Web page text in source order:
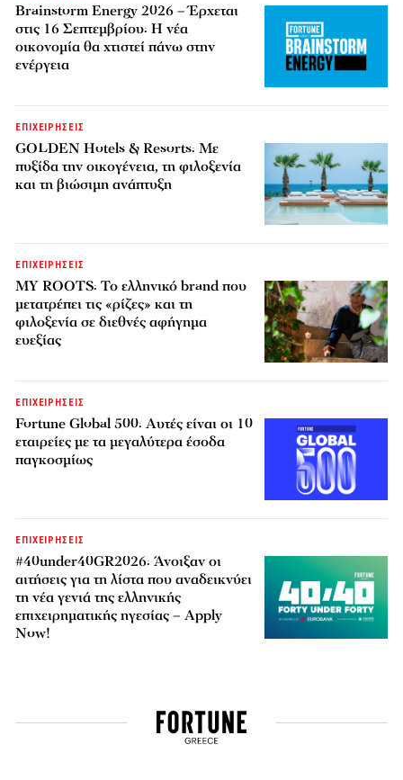
Brainstorm Energy 2026 – Έρχεται
στις 16 Σεπτεμβρίου: Η νέα
οικονομία θα χτιστεί πάνω στην
ενέργεια
ΕΠΙΧΕΙΡΗΣΕΙΣ
GOLDEN Hotels & Resorts: Με
πυξίδα την οικογένεια, τη φιλοξενία
και τη βιώσιμη ανάπτυξη
ΕΠΙΧΕΙΡΗΣΕΙΣ
MY ROOTS: Το ελληνικό brand που
μετατρέπει τις «ρίζες» και τη
φιλοξενία σε διεθνές αφήγημα
ευεξίας
ΕΠΙΧΕΙΡΗΣΕΙΣ
Fortune Global 500: Αυτές είναι οι 10
εταιρείες με τα μεγαλύτερα έσοδα
παγκοσμίως
ΕΠΙΧΕΙΡΗΣΕΙΣ
#40under40GR2026: Άνοιξαν οι
αιτήσεις για τη λίστα που αναδεικνύει
τη νέα γενιά της ελληνικής
επιχειρηματικής ηγεσίας – Apply
Now!